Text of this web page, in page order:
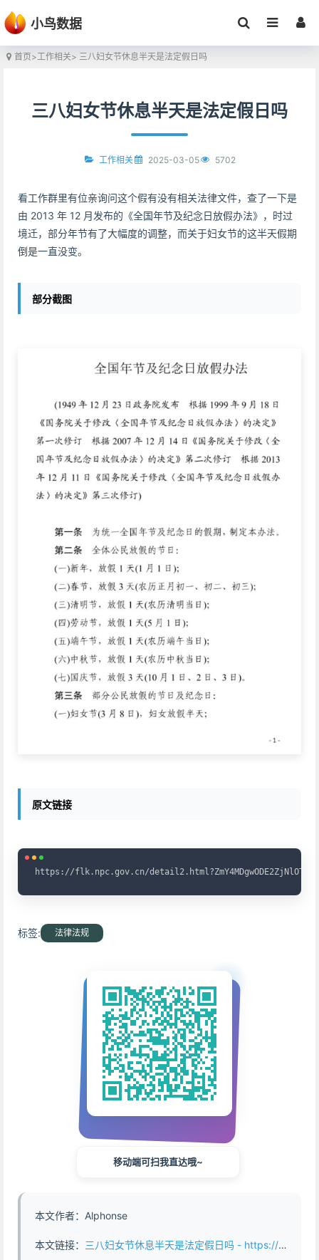
小鸟数据
首页>工作相关> 三八妇女节休息半天是法定假日吗
三八妇女节休息半天是法定假日吗
工作相关 2025-03-05 5702
看工作群里有位亲询问这个假有没有相关法律文件，查了一下是
由 2013 年 12 月发布的《全国年节及纪念日放假办法》，时过
境迁，部分年节有了大幅度的调整，而关于妇女节的这半天假期
倒是一直没变。
部分截图
原文链接
https://flk.npc.gov.cn/
标签: 法律法规
移动端可扫我直达哦~
本文作者：Alphonse
本文链接： 三八妇女节休息半天是法定假日吗 - https://www.abddb.com/International_Working_Women_Day.html